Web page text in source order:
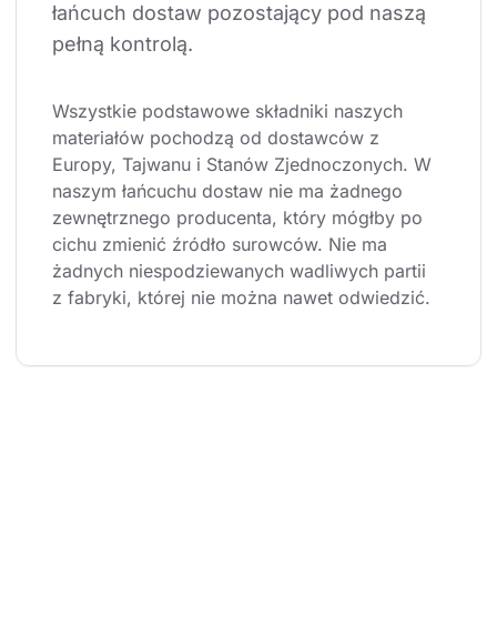
łańcuch dostaw pozostający pod naszą
pełną kontrolą.
Wszystkie podstawowe składniki naszych
materiałów pochodzą od dostawców z
Europy, Tajwanu i Stanów Zjednoczonych. W
naszym łańcuchu dostaw nie ma żadnego
zewnętrznego producenta, który mógłby po
cichu zmienić źródło surowców. Nie ma
żadnych niespodziewanych wadliwych partii
z fabryki, której nie można nawet odwiedzić.